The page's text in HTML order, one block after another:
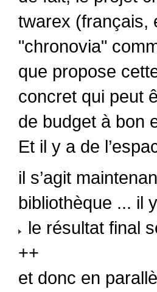
twarex (français,
"chronovia"
que propose
concret qui peut
de budget à bon
Et il y a de
il s’agit
bibliothèque ... il
le résultat final
++
et donc en